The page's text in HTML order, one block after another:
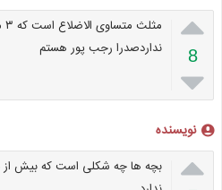

8

نداردصدرا رجب پور هستم
نویسنده

بچه ها چه شکلی است که بیش از